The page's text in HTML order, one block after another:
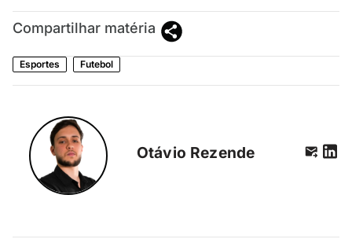
Compartilhar matéria
Esportes Futebol
Otávio Rezende